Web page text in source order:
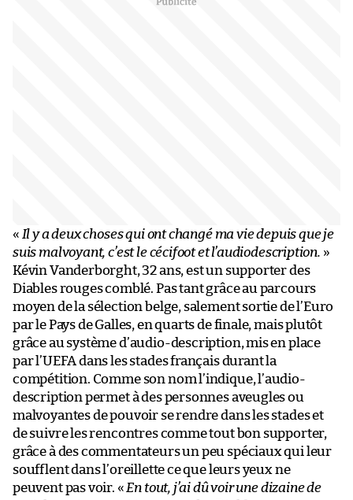
« Il y a deux choses qui ont changé ma vie depuis que je
suis malvoyant, c’est le cécifoot et l’audiodescription. »
Kévin Vanderborght, 32 ans, est un supporter des
Diables rouges comblé. Pas tant grâce au parcours
moyen de la sélection belge, salement sortie de l’Euro
par le Pays de Galles, en quarts de finale, mais plutôt
grâce au système d’audio-description, mis en place
par l’UEFA dans les stades français durant la
compétition. Comme son nom l’indique, l’audio-
description permet à des personnes aveugles ou
malvoyantes de pouvoir se rendre dans les stades et
de suivre les rencontres comme tout bon supporter,
grâce à des commentateurs un peu spéciaux qui leur
soufflent dans l’oreillette ce que leurs yeux ne
peuvent pas voir. « En tout, j’ai dû voir une dizaine de